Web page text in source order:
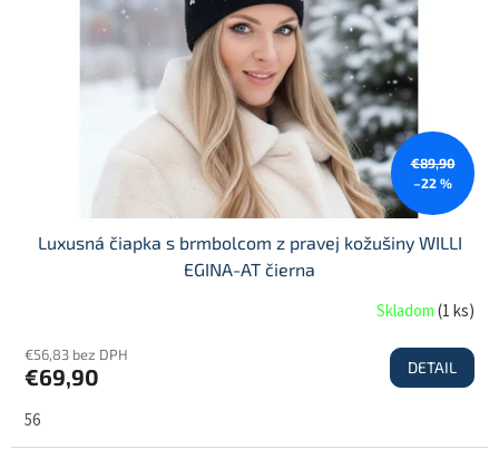
€89,90
–22 %
Luxusná čiapka s brmbolcom z pravej kožušiny WILLI
EGINA-AT čierna
Skladom(1 ks)
€56,83 bez DPH
€69,90 DETAIL
56